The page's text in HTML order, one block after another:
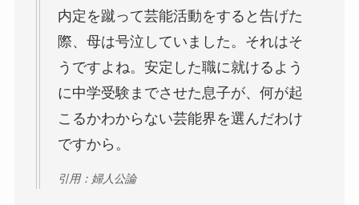
内定を蹴って芸能活動をすると告げた
際、母は号泣していました。それはそ
うですよね。安定した職に就けるよう
に中学受験までさせた息子が、何が起
こるかわからない芸能界を選んだわけ
ですから。
引用：婦人公論